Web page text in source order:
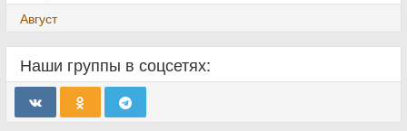
Август
Наши группы в соцсетях: